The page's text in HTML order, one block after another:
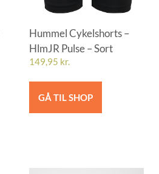
Hummel Cykelshorts –
HlmJR Pulse – Sort
149,95 kr.
GÅ TIL SHOP